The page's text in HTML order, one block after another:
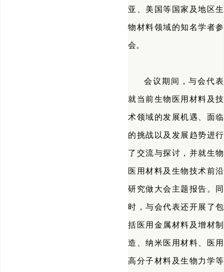
亚、美国等国家及地区生
物材料领域的知名学者参
会。
会议期间，与会代表
就当前生物医用材料及技
术领域的发展机遇、面临
的挑战以及发展趋势进行
了交流与探讨，并就生物
医用材料及生物技术前沿
研究做大会主题报告。同
时，与会代表还开展了包
括医用金属材料及增材制
造、纳米医用材料、医用
高分子材料及生物力学等